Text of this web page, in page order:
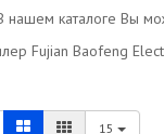
нашем каталоге Вы
Fujian Baofeng
15